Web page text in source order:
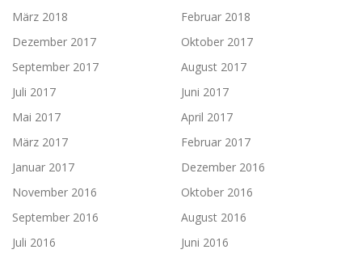
März 2018
Februar 2018
Dezember 2017
Oktober 2017
September 2017
August 2017
Juli 2017
Juni 2017
Mai 2017
April 2017
März 2017
Februar 2017
Januar 2017
Dezember 2016
November 2016
Oktober 2016
September 2016
August 2016
Juli 2016
Juni 2016